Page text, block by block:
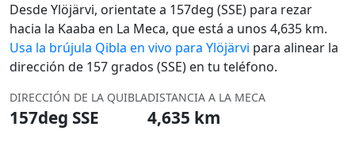
Desde Ylöjärvi, orientate a 157deg (SSE) para rezar
hacia la Kaaba en La Meca, que está a unos 4,635 km.
Usa la brújula Qibla en vivo para Ylöjärvi para alinear la
dirección de 157 grados (SSE) en tu teléfono.
DIRECCIÓN DE LA QUIBLA
157deg SSE
DISTANCIA A LA MECA
4,635 km